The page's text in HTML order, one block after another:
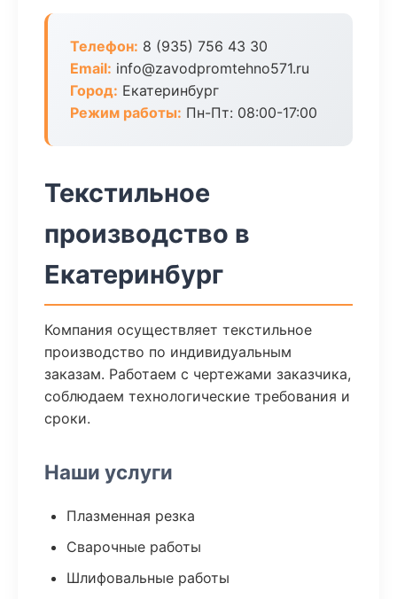
Телефон: 8 (935) 756 43 30
Email: info@zavodpromtehno571.ru
Город: Екатеринбург
Режим работы: Пн-Пт: 08:00-17:00
Текстильное
производство в
Екатеринбург
Компания осуществляет текстильное
производство по индивидуальным
заказам. Работаем с чертежами заказчика,
соблюдаем технологические требования и
сроки.
Наши услуги
Плазменная резка
Сварочные работы
Шлифовальные работы